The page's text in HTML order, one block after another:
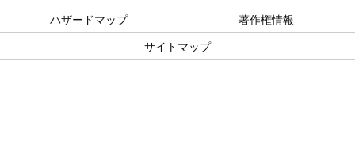
ハザードマップ 著作権情報
サイトマップ